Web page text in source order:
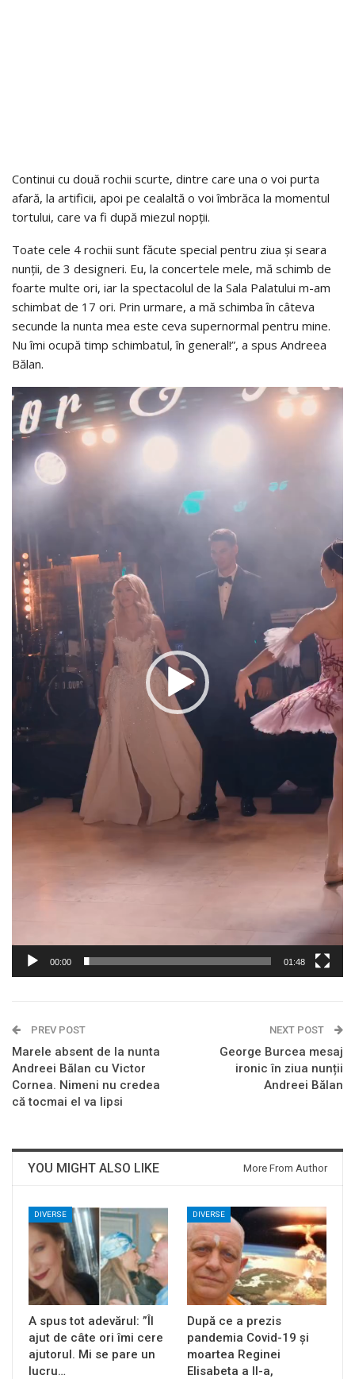
Continui cu două rochii scurte, dintre care una o voi purta
afară, la artificii, apoi pe cealaltă o voi îmbrăca la momentul
tortului, care va fi după miezul nopții.
Toate cele 4 rochii sunt făcute special pentru ziua și seara
nunții, de 3 designeri. Eu, la concertele mele, mă schimb de
foarte multe ori, iar la spectacolul de la Sala Palatului m-am
schimbat de 17 ori. Prin urmare, a mă schimba în câteva
secunde la nunta mea este ceva supernormal pentru mine.
Nu îmi ocupă timp schimbatul, în general!”, a spus Andreea
Bălan.
Video
Player
00:00 01:48
PREV POST
Marele absent de la nunta
Andreei Bălan cu Victor
Cornea. Nimeni nu credea
că tocmai el va lipsi
NEXT POST
George Burcea mesaj
ironic în ziua nunții
Andreei Bălan
YOU MIGHT ALSO LIKE More From Author
DIVERSE
A spus tot adevărul: ”Îl
ajut de câte ori îmi cere
ajutorul. Mi se pare un
lucru…
DIVERSE
După ce a prezis
pandemia Covid-19 și
moartea Reginei
Elisabeta a II-a,